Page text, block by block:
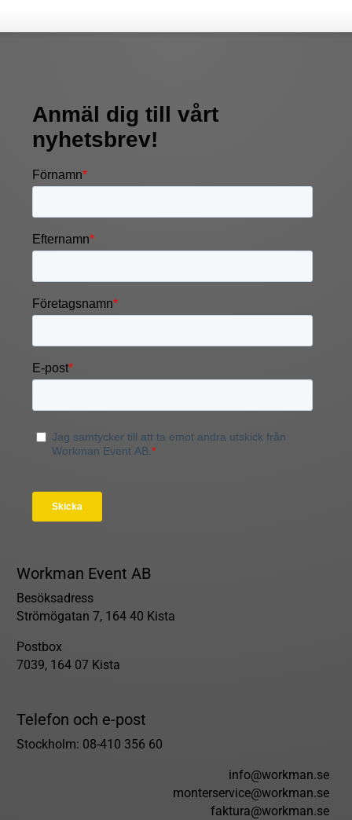
Workman Event AB
Besöksadress
Strömögatan 7, 164 40 Kista
Postbox
7039, 164 07 Kista
Telefon och e-post
Stockholm: 08-410 356 60
info@workman.se
monterservice@workman.se
faktura@workman.se